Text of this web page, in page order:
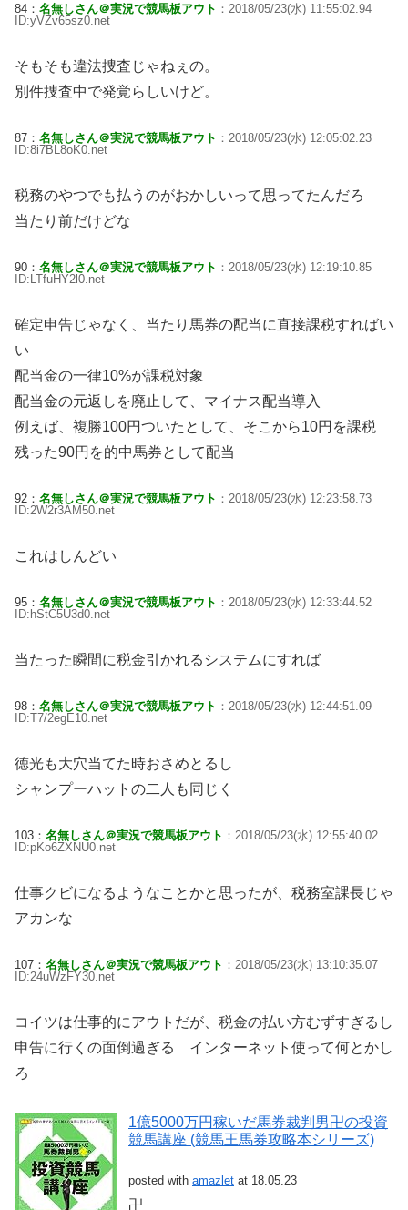
84： 名無しさん＠実況で競馬板アウト ：2018/05/23(水) 11:55:02.94
ID:yVZv65sz0.net
そもそも違法捜査じゃねぇの。
別件捜査中で発覚らしいけど。
87： 名無しさん＠実況で競馬板アウト ：2018/05/23(水) 12:05:02.23
ID:8i7BL8oK0.net
税務のやつでも払うのがおかしいって思ってたんだろ
当たり前だけどな
90： 名無しさん＠実況で競馬板アウト ：2018/05/23(水) 12:19:10.85
ID:LTfuHY2l0.net
確定申告じゃなく、当たり馬券の配当に直接課税すればい
い
配当金の一律10%が課税対象
配当金の元返しを廃止して、マイナス配当導入
例えば、複勝100円ついたとして、そこから10円を課税
残った90円を的中馬券として配当
92： 名無しさん＠実況で競馬板アウト ：2018/05/23(水) 12:23:58.73
ID:2W2r3AM50.net
これはしんどい
95： 名無しさん＠実況で競馬板アウト ：2018/05/23(水) 12:33:44.52
ID:hStC5U3d0.net
当たった瞬間に税金引かれるシステムにすれば
98： 名無しさん＠実況で競馬板アウト ：2018/05/23(水) 12:44:51.09
ID:T7/2egE10.net
徳光も大穴当てた時おさめとるし
シャンプーハットの二人も同じく
103： 名無しさん＠実況で競馬板アウト ：2018/05/23(水) 12:55:40.02
ID:pKo6ZXNU0.net
仕事クビになるようなことかと思ったが、税務室課長じゃ
アカンな
107： 名無しさん＠実況で競馬板アウト ：2018/05/23(水) 13:10:35.07
ID:24uWzFY30.net
コイツは仕事的にアウトだが、税金の払い方むずすぎるし
申告に行くの面倒過ぎる インターネット使って何とかし
ろ
1億5000万円稼いだ馬券裁判男卍の投資
競馬講座 (競馬王馬券攻略本シリーズ)
posted with amazlet at 18.05.23
卍